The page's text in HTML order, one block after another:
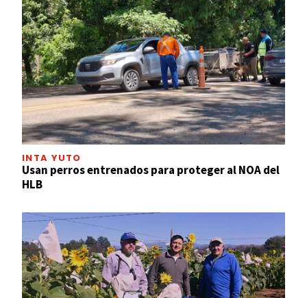
INTA YUTO
Usan perros entrenados para proteger al NOA del
HLB